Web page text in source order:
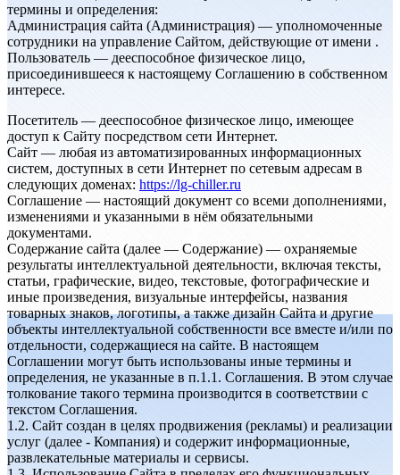
термины и определения:
Администрация сайта (Администрация) — уполномоченные
сотрудники на управление Сайтом, действующие от имени .
Пользователь — дееспособное физическое лицо,
присоединившееся к настоящему Соглашению в собственном
интересе.
Посетитель — дееспособное физическое лицо, имеющее
доступ к Сайту посредством сети Интернет.
Сайт — любая из автоматизированных информационных
систем, доступных в сети Интернет по сетевым адресам в
следующих доменах: https://lg-chiller.ru
Соглашение — настоящий документ со всеми дополнениями,
изменениями и указанными в нём обязательными
документами.
Содержание сайта (далее — Содержание) — охраняемые
результаты интеллектуальной деятельности, включая тексты,
статьи, графические, видео, текстовые, фотографические и
иные произведения, визуальные интерфейсы, названия
товарных знаков, логотипы, а также дизайн Сайта и другие
объекты интеллектуальной собственности все вместе и/или по
отдельности, содержащиеся на сайте. В настоящем
Соглашении могут быть использованы иные термины и
определения, не указанные в п.1.1. Соглашения. В этом случае
толкование такого термина производится в соответствии с
текстом Соглашения.
1.2. Сайт создан в целях продвижения (рекламы) и реализации
услуг (далее - Компания) и содержит информационные,
развлекательные материалы и сервисы.